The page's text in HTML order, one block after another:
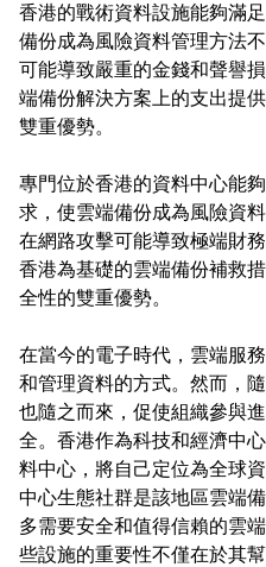
香港的戰術資料設施能夠滿
備份成為風險資料管理方法
可能導致嚴重的金錢和聲譽
端備份解決方案上的支出提
雙重優勢。
專門位於香港的資料中心能
求，使雲端備份成為風險資
在網路攻擊可能導致極端財
香港為基礎的雲端備份補救
全性的雙重優勢。
在當今的電子時代，雲端服
和管理資料的方式。然而，
也隨之而來，促使組織參與
全。香港作為科技和經濟中
料中心，將自己定位為全球
中心生態社群是該地區雲端
多需要安全和值得信賴的雲
些設施的重要性不僅在於其